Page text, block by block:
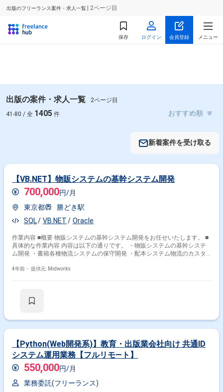
出版のフリーランス案件・求人一覧 | 2ページ目
保存 ログイン 会員登録 メニュー
出版の案件・求人一覧
2ページ目
41-80 / 全 1405 件
新着案件を受け取る
【VB.NET】物販システムの基幹システム開発
700,000円/月
東京都
勝どき駅
SQL
VB.NET Oracle
作業内容 ■概要 物販システムの基幹システム開発をお任せいたします。 ■
具体的な作業内容 内容は以下の通りです。 ・物販システムの基幹システ
ム開発 ・書籍各種物流システムの保守開発 ・配本システム物流のカスタ
ミング言語：VB.NET 等
4年前・ 提供元: Midworks
【Python(Web開発系)】教育・出版業会社向け 共通ID
システム運用業務【フルリモ―ト】
550,000円/月
業務委託(フリーランス)